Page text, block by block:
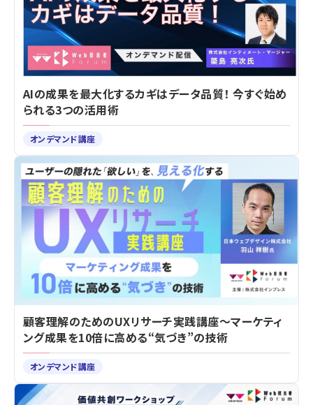
AIの成果を最大化するカギはデータ品質！ 今すぐ始め
られる3つの活用術
オンデマンド講座
顧客理解のためのUXリサーチ実践講座～マーケティ
ング成果を10倍に高める“気づき”の技術
オンデマンド講座